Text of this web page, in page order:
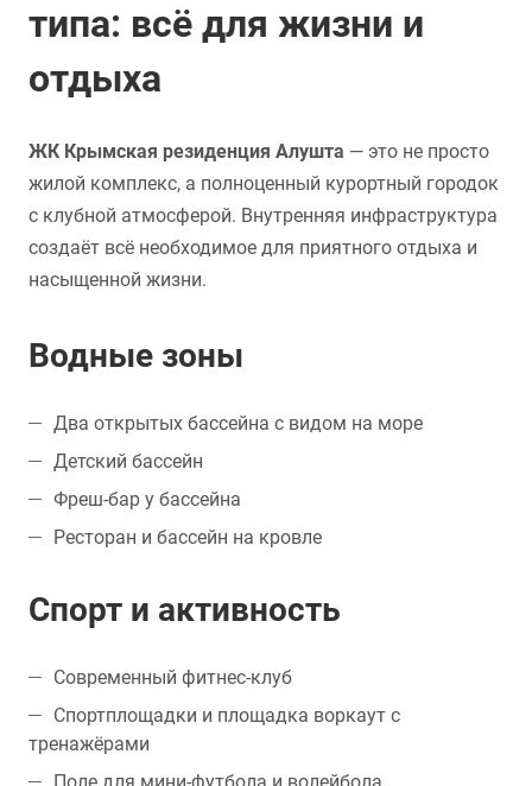
типа: всё для жизни и
отдыха
ЖК Крымская резиденция Алушта — это не просто
жилой комплекс, а полноценный курортный городок
с клубной атмосферой. Внутренняя инфраструктура
создаёт всё необходимое для приятного отдыха и
насыщенной жизни.
Водные зоны
Два открытых бассейна с видом на море
Детский бассейн
Фреш-бар у бассейна
Ресторан и бассейн на кровле
Спорт и активность
Современный фитнес-клуб
Спортплощадки и площадка воркаут с
тренажёрами